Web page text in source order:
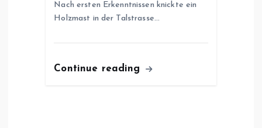
Nach ersten Erkenntnissen knickte ein
Holzmast in der Talstrasse…
Continue reading